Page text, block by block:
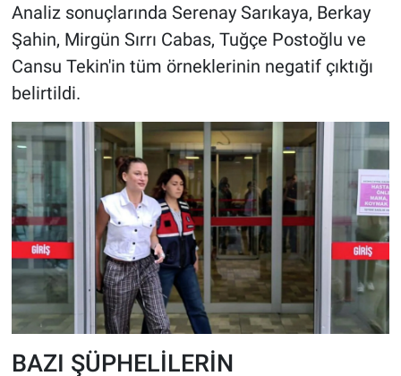
Analiz sonuçlarında Serenay Sarıkaya, Berkay
Şahin, Mirgün Sırrı Cabas, Tuğçe Postoğlu ve
Cansu Tekin'in tüm örneklerinin negatif çıktığı
belirtildi.
BAZI ŞÜPHELİLERİN